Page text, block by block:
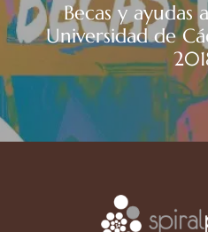
Becas y ayudas
Universidad de